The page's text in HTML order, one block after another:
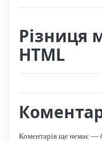
Різниця
HTML
Коментарів ще немає —